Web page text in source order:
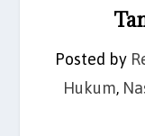
Posted by
Hukum,